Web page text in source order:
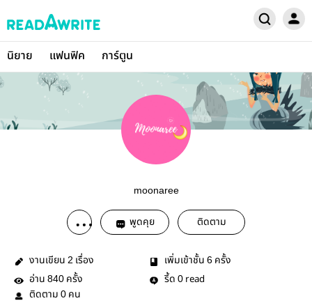
นิยาย แฟนฟิค การ์ตูน
moonaree
พูดคุย ติดตาม
งานเขียน 2 เรื่อง เพิ่มเข้าชั้น 6 ครั้ง
อ่าน 840 ครั้ง รี้ด 0 read
ติดตาม 0 คน